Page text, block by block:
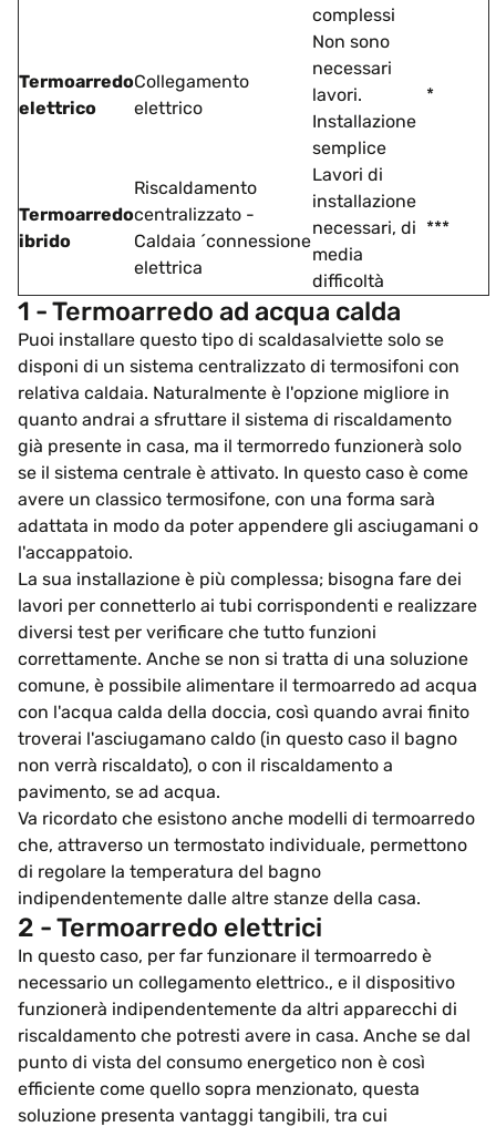
complessi
Termoarredo
elettrico
Collegamento
elettrico
Non sono
necessari
lavori.
Installazione
semplice
*
Termoarredo
ibrido
Riscaldamento
centralizzato -
Caldaia ´connessione
elettrica
Lavori di
installazione
necessari, di
media
difficoltà
***
1 - Termoarredo ad acqua calda
Puoi installare questo tipo di scaldasalviette solo se
disponi di un sistema centralizzato di termosifoni con
relativa caldaia. Naturalmente è l'opzione migliore in
quanto andrai a sfruttare il sistema di riscaldamento
già presente in casa, ma il termorredo funzionerà solo
se il sistema centrale è attivato. In questo caso è come
avere un classico termosifone, con una forma sarà
adattata in modo da poter appendere gli asciugamani o
l'accappatoio.
La sua installazione è più complessa; bisogna fare dei
lavori per connetterlo ai tubi corrispondenti e realizzare
diversi test per verificare che tutto funzioni
correttamente. Anche se non si tratta di una soluzione
comune, è possibile alimentare il termoarredo ad acqua
con l'acqua calda della doccia, così quando avrai finito
troverai l'asciugamano caldo (in questo caso il bagno
non verrà riscaldato), o con il riscaldamento a
pavimento, se ad acqua.
Va ricordato che esistono anche modelli di termoarredo
che, attraverso un termostato individuale, permettono
di regolare la temperatura del bagno
indipendentemente dalle altre stanze della casa.
2 - Termoarredo elettrici
In questo caso, per far funzionare il termoarredo è
necessario un collegamento elettrico., e il dispositivo
funzionerà indipendentemente da altri apparecchi di
riscaldamento che potresti avere in casa. Anche se dal
punto di vista del consumo energetico non è così
efficiente come quello sopra menzionato, questa
soluzione presenta vantaggi tangibili, tra cui